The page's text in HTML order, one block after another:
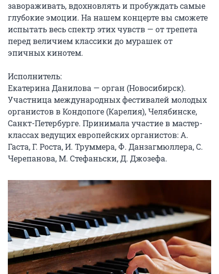
завораживать, вдохновлять и пробуждать самые
глубокие эмоции. На нашем концерте вы сможете
испытать весь спектр этих чувств — от трепета
перед величием классики до мурашек от
эпичных кинотем.
Исполнитель:
Екатерина Данилова — орган (Новосибирск).
Участница международных фестивалей молодых
органистов в Кондопоге (Карелия), Челябинске,
Санкт-Петербурге. Принимала участие в мастер-
классах ведущих европейских органистов: А.
Гаста, Г. Роста, И. Труммера, Ф. Данзагмюллера, С.
Черепанова, М. Стефаньски, Д. Джозефа.